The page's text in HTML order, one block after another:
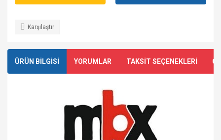
Karşılaştır
ÜRÜN BİLGİSİ YORUMLAR TAKSİT SEÇENEKLERİ